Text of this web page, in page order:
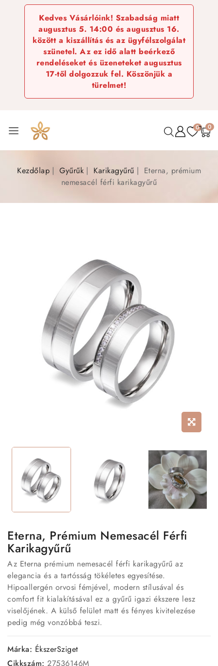
Kedves Vásárlóink! Szabadság miatt
augusztus 5. 14:00 és augusztus 16.
között a kiszállítás és az ügyfélszolgálat
szünetel. Az ez idő alatt beérkező
rendeléseket és üzeneteket augusztus
17-től dolgozzuk fel. Köszönjük a
türelmet!
0 0
Kezdőlap Gyűrűk Karikagyűrű
Eterna, prémium
nemesacél férfi karikagyűrű
Eterna, Prémium Nemesacél Férfi
Karikagyűrű
Az Eterna prémium nemesacél férfi karikagyűrű az
elegancia és a tartósság tökéletes egyesítése.
Hipoallergén orvosi fémjével, modern stílusával és
comfort fit kialakításával ez a gyűrű igazi ékszere lesz
viselőjének. A külső felület matt és fényes kivitelezése
pedig még vonzóbbá teszi.
Márka: ÉkszerSziget
Cikkszám: 27536146M